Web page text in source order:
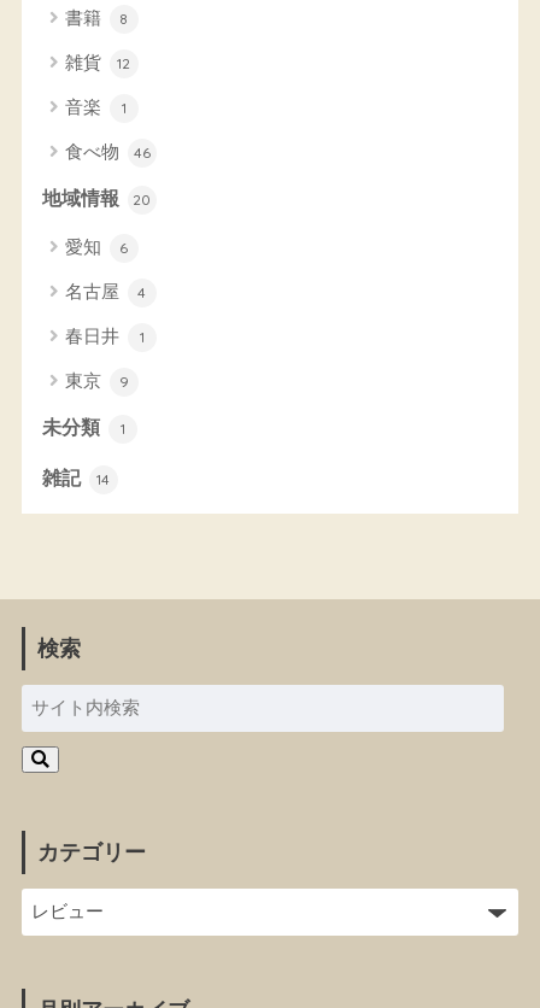
書籍 8
雑貨 12
音楽 1
食べ物 46
地域情報 20
愛知 6
名古屋 4
春日井 1
東京 9
未分類 1
雑記 14
検索
カテゴリー